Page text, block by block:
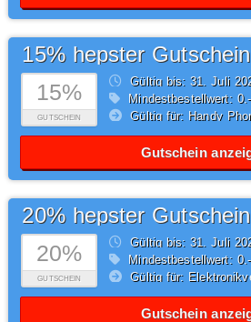
15%
GUTSCHEIN
15% hepster Gutschein
Gültig bis: 31.Juli
Mindestbestellwert:
Gültig für: Handy
Gutschein
20%
GUTSCHEIN
20% hepster Gutschein
Gültig bis: 31.Juli
Mindestbestellwert:
Gültig für:
Gutschein